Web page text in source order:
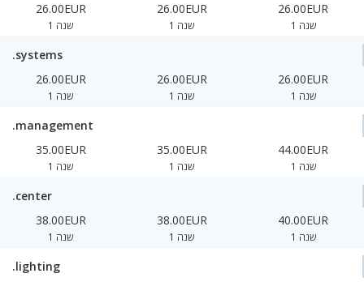
26.00EUR
1 שנה
26.00EUR
1 שנה
26.00EUR
1 שנה
.systems
26.00EUR
1 שנה
26.00EUR
1 שנה
26.00EUR
1 שנה
.management
35.00EUR
1 שנה
35.00EUR
1 שנה
44.00EUR
1 שנה
.center
38.00EUR
1 שנה
38.00EUR
1 שנה
40.00EUR
1 שנה
.lighting